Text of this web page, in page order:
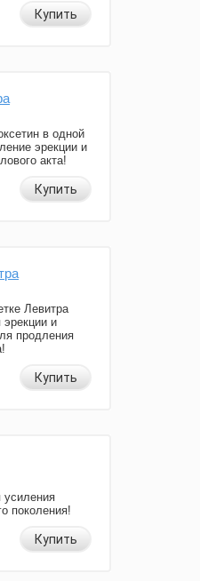
Купить
в одной
эрекции и
акта!
Купить
Левитра
и
продления
Купить
усиления
поколения!
Купить